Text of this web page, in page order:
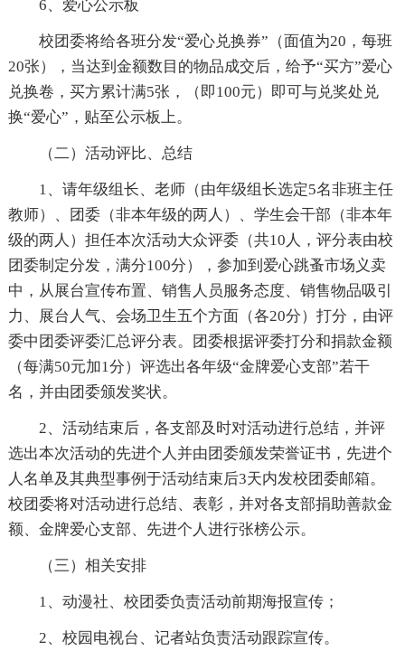
6、爱心公示板
校团委将给各班分发“爱心兑换券”（面值为20，每班
20张），当达到金额数目的物品成交后，给予“买方”爱心
兑换卷，买方累计满5张，（即100元）即可与兑奖处兑
换“爱心”，贴至公示板上。
（二）活动评比、总结
1、请年级组长、老师（由年级组长选定5名非班主任
教师）、团委（非本年级的两人）、学生会干部（非本年
级的两人）担任本次活动大众评委（共10人，评分表由校
团委制定分发，满分100分），参加到爱心跳蚤市场义卖
中，从展台宣传布置、销售人员服务态度、销售物品吸引
力、展台人气、会场卫生五个方面（各20分）打分，由评
委中团委评委汇总评分表。团委根据评委打分和捐款金额
（每满50元加1分）评选出各年级“金牌爱心支部”若干
名，并由团委颁发奖状。
2、活动结束后，各支部及时对活动进行总结，并评
选出本次活动的先进个人并由团委颁发荣誉证书，先进个
人名单及其典型事例于活动结束后3天内发校团委邮箱。
校团委将对活动进行总结、表彰，并对各支部捐助善款金
额、金牌爱心支部、先进个人进行张榜公示。
（三）相关安排
1、动漫社、校团委负责活动前期海报宣传；
2、校园电视台、记者站负责活动跟踪宣传。